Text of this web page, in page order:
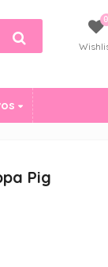
0
Pig